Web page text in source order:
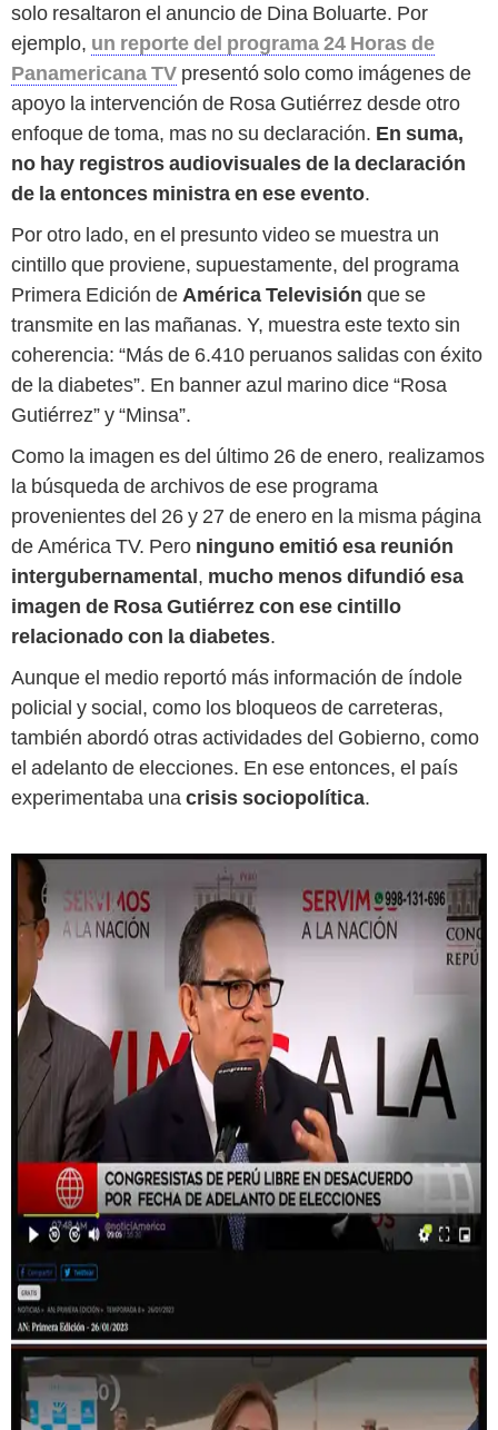
solo resaltaron el anuncio de Dina Boluarte. Por
ejemplo, un reporte del programa 24 Horas de
Panamericana TV presentó solo como imágenes de
apoyo la intervención de Rosa Gutiérrez desde otro
enfoque de toma, mas no su declaración. En suma,
no hay registros audiovisuales de la declaración
de la entonces ministra en ese evento.
Por otro lado, en el presunto video se muestra un
cintillo que proviene, supuestamente, del programa
Primera Edición deAmérica Televisión que se
transmite en las mañanas. Y, muestra este texto sin
coherencia: “Más de 6.410 peruanos salidas con éxito
de la diabetes”. En banner azul marino dice “Rosa
Gutiérrez” y “Minsa”.
Como la imagen es del último 26 de enero, realizamos
la búsqueda de archivos de ese programa
provenientes del 26 y 27 de enero en la misma página
de América TV. Pero ninguno emitió esa reunión
intergubernamental, mucho menos difundió esa
imagen de Rosa Gutiérrez con ese cintillo
relacionado con la diabetes.
Aunque el medio reportó más información de índole
policial y social, como los bloqueos de carreteras,
también abordó otras actividades del Gobierno, como
el adelanto de elecciones. En ese entonces, el país
experimentaba unacrisis sociopolítica.